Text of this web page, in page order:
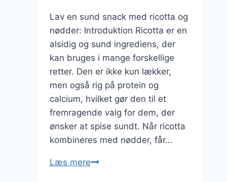
Lav en sund snack med ricotta og
nødder: Introduktion Ricotta er en
alsidig og sund ingrediens, der
kan bruges i mange forskellige
retter. Den er ikke kun lækker,
men også rig på protein og
calcium, hvilket gør den til et
fremragende valg for dem, der
ønsker at spise sundt. Når ricotta
kombineres med nødder, får…
Læs mereLav